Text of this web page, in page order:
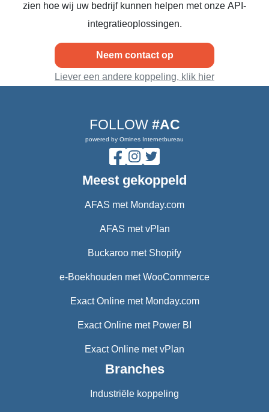
zien hoe wij uw bedrijf kunnen helpen met onze API-
integratieoplossingen.
Neem contact op
Liever een andere koppeling, klik hier
FOLLOW #AC
powered by Omines Internetbureau
Meest gekoppeld
AFAS met Monday.com
AFAS met vPlan
Buckaroo met Shopify
e-Boekhouden met WooCommerce
Exact Online met Monday.com
Exact Online met Power BI
Exact Online met vPlan
Branches
Industriële koppeling